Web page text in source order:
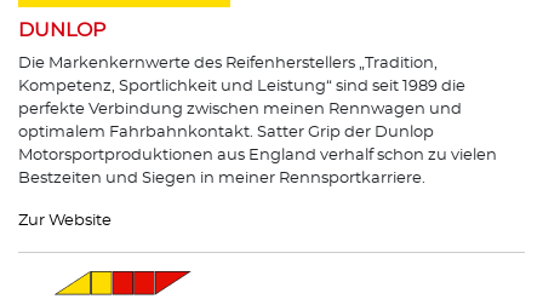
DUNLOP
Die Markenkernwerte des Reifenherstellers „Tradition,
Kompetenz, Sportlichkeit und Leistung“ sind seit 1989 die
perfekte Verbindung zwischen meinen Rennwagen und
optimalem Fahrbahnkontakt. Satter Grip der Dunlop
Motorsportproduktionen aus England verhalf schon zu vielen
Bestzeiten und Siegen in meiner Rennsportkarriere.
Zur Website